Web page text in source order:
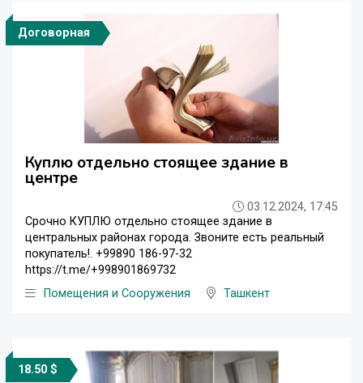
Договорная
Куплю отдельно стоящее здание в
центре
03.12.2024, 17:45
Срочно КУПЛЮ отдельно стоящее здание в
центральных районах города. Звоните есть реальный
покупатель!. +99890 186-97-32
https://t.me/+998901869732
Помещения и Сооружения
Ташкент
18.50 $